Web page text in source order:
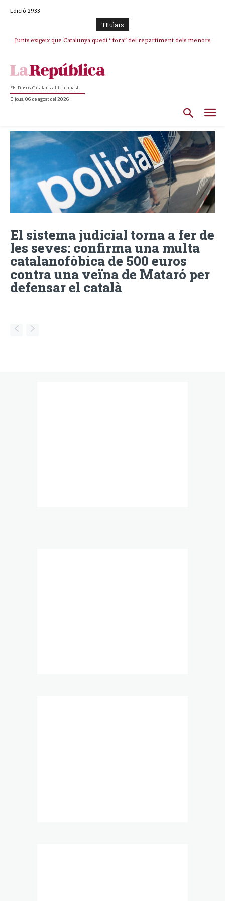
Edició 2933
TItulars
Junts exigeix que Catalunya quedi “fora” del repartiment dels menors
Els Països Catalans al teu abast
Dijous, 06 de agost del 2026
El sistema judicial torna a fer de
les seves: confirma una multa
catalanofòbica de 500 euros
contra una veïna de Mataró per
defensar el català